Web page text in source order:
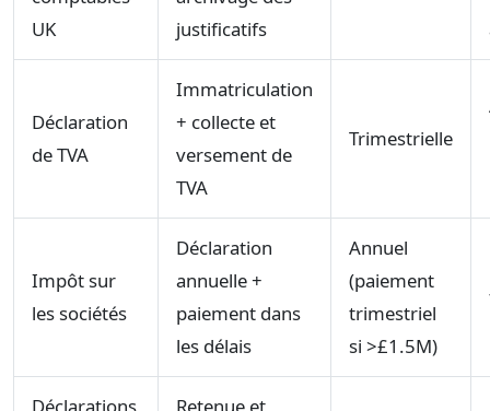
UK
justificatifs
Déclaration
de TVA
Immatriculation
+ collecte et
versement de
TVA
Trimestrielle
Impôt sur
les sociétés
Déclaration
annuelle +
paiement dans
les délais
Annuel
(paiement
trimestriel
si >£1.5M)